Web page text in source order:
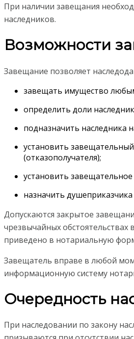
При наличии завещания
наследников.
Возможности
Завещание позволяет
завещать имущество
определить доли
подназначить наследника
установить завещательный
(отказополучателя);
установить
назначить
Допускаются закрытое
чрезвычайных обстоятельствах
приведено в нотариальную
Завещатель вправе в любой
информационную систему
Очередность
При наследовании по закону